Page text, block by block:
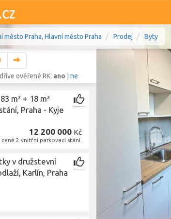
město Praha, Hlavní město Praha Prodej Byty
Pozemky Komerční
okres Hlavní město Praha, Hlavní město Praha
Zobrazit
ověřené RK: ano ne
m² + 18 m²
Praha - Kyje
12 200 000 Kč
ceně 2 vnitřní parkovací stání.
v družstevní
Karlín, Praha